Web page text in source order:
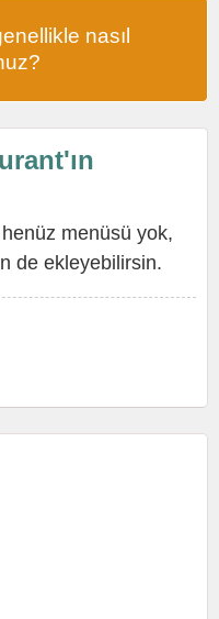
nasıl
menüsü yok,
de ekleyebilirsin.